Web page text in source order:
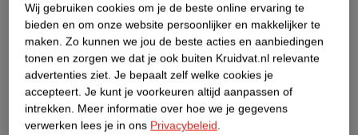
Over Kruidvat
Wij gebruiken cookies om je de beste online ervaring te
bieden en om onze website persoonlijker en makkelijker te
maken. Zo kunnen we jou de beste acties en aanbiedingen
tonen en zorgen we dat je ook buiten Kruidvat.nl relevante
advertenties ziet. Je bepaalt zelf welke cookies je
accepteert. Je kunt je voorkeuren altijd aanpassen of
intrekken. Meer informatie over hoe we je gegevens
verwerken lees je in ons Privacybeleid.